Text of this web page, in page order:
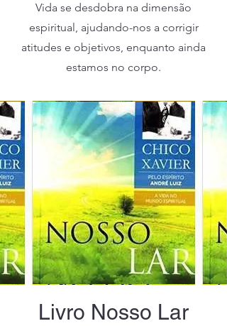
Vida se desdobra na dimensão
espiritual, ajudando-nos a corrigir
atitudes e objetivos, enquanto ainda
estamos no corpo.
Livro Nosso Lar